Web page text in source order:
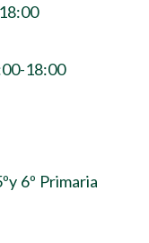
18:00
6º Primaria